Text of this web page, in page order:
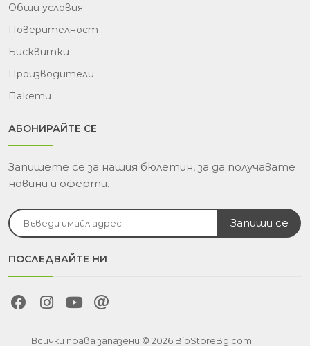
Общи условия
Поверителност
Бисквитки
Производители
Пакети
АБОНИРАЙТЕ СЕ
Запишете се за нашия бюлетин, за да получавате
новини и оферти.
ПОСЛЕДВАЙТЕ НИ
Всички права запазени © 2026 BioStoreBg.com